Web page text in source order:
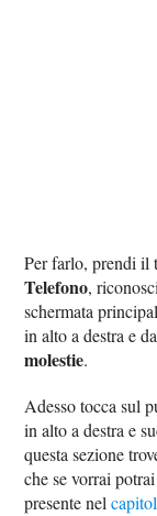
Per farlo, prendi il
Telefono,
schermata
in alto a destra e
molestie.
Adesso tocca sul
in alto a destra e
questa sezione
che se vorrai
presente nel